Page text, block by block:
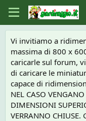
Vi invitiamo a
massima di 800 x
caricarle sul forum,
di caricare le
capace di
NEL CASO
DIMENSIONI
VERRANNO